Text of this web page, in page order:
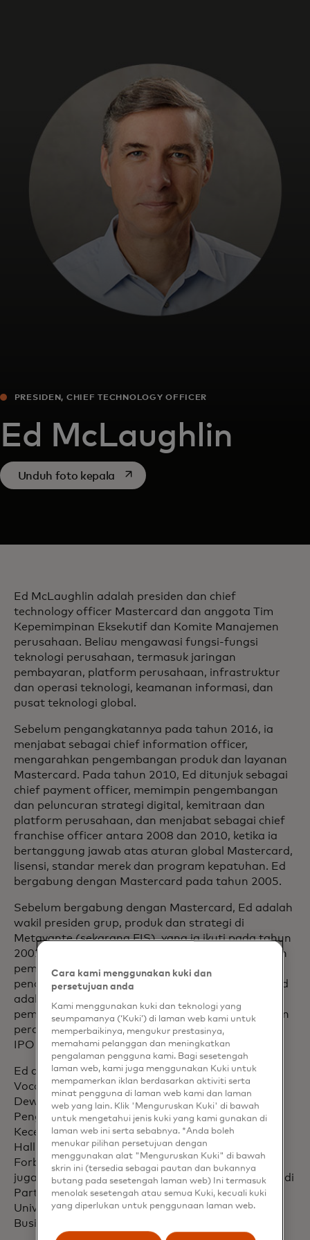
Untuk bisnis
Untuk dunia
Untuk inovator
Berita dan tren
PRESIDEN, CHIEF TECHNOLOGY OFFICER
Ed McLaughlin
Unduh foto kepala opens in a new tab
Ed McLaughlin adalah presiden dan chief
technology officer Mastercard dan anggota Tim
Kepemimpinan Eksekutif dan Komite Manajemen
perusahaan. Beliau mengawasi fungsi-fungsi
teknologi perusahaan, termasuk jaringan
pembayaran, platform perusahaan, infrastruktur
dan operasi teknologi, keamanan informasi, dan
pusat teknologi global.
Sebelum pengangkatannya pada tahun 2016, ia
menjabat sebagai chief information officer,
mengarahkan pengembangan produk dan layanan
Mastercard. Pada tahun 2010, Ed ditunjuk sebagai
chief payment officer, memimpin pengembangan
dan peluncuran strategi digital, kemitraan dan
platform perusahaan, dan menjabat sebagai chief
franchise officer antara 2008 dan 2010, ketika ia
bertanggung jawab atas aturan global Mastercard,
lisensi, standar merek dan program kepatuhan. Ed
bergabung dengan Mastercard pada tahun 2005.
Sebelum bergabung dengan Mastercard, Ed adalah
wakil presiden grup, produk dan strategi di
Metavante (sekarang FIS), yang ia ikuti pada tahun
2002 melalui akuisisi Paytrust, sebuah perusahaan
pembayaran online di mana ia menjadi salah satu
pendiri dan CEO. Sebelum mendirikan Paytrust, Ed
adalah wakil presiden eksekutif produk dan
pemasaran di LogicWorks, Inc, sebuah perusahaan
perangkat lunak pemodelan data yang melakukan
IPO di NASDAQ pada tahun 1996.
Ed adalah anggota dewan direksi untuk Xerox,
Vocalink Ltd, Inggris, dan Karat, dan anggota
Dewan Harvard Kennedy School tentang
Penggunaan yang Bertanggung Jawab dari
Kecerdasan Buatan. Beliau dilantik ke dalam CIO
Hall of Fame pada tahun 2024 dan dianugerahi
Forbes CIO Next Award pada tahun 2023. Beliau
juga merupakan mantan David Rockefeller Fellow di
Partnership for New York City. Ed adalah lulusan
University of Pennsylvania, Wharton School of
Business.
Cara kami menggunakan kuki dan
persetujuan anda
Kami menggunakan kuki dan teknologi yang
seumpamanya (‘Kuki’) di laman web kami untuk
memperbaikinya, mengukur prestasinya,
memahami pelanggan dan meningkatkan
pengalaman pengguna kami. Bagi sesetengah
laman web, kami juga menggunakan Kuki untuk
mempamerkan iklan berdasarkan aktiviti serta
minat pengguna di laman web kami dan laman
web yang lain. Klik 'Menguruskan Kuki' di bawah
untuk mengetahui jenis kuki yang kami gunakan di
laman web ini serta sebabnya. *Anda boleh
menukar pilihan persetujuan dengan
menggunakan alat "Menguruskan Kuki" di bawah
skrin ini (tersedia sebagai pautan dan bukannya
butang pada sesetengah laman web) Ini termasuk
menolak sesetengah atau semua Kuki, kecuali kuki
yang diperlukan untuk penggunaan laman web.